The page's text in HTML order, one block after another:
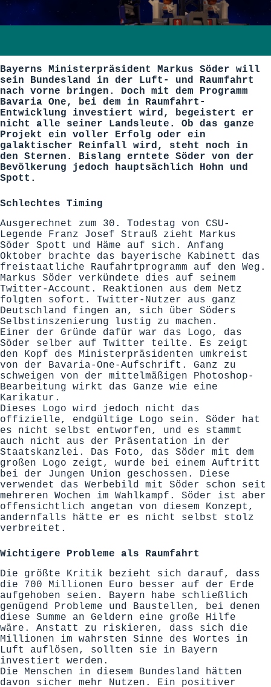
Bayerns Ministerpräsident Markus Söder will
sein Bundesland in der Luft- und Raumfahrt
nach vorne bringen. Doch mit dem Programm
Bavaria One, bei dem in Raumfahrt-
Entwicklung investiert wird, begeistert er
nicht alle seiner Landsleute. Ob das ganze
Projekt ein voller Erfolg oder ein
galaktischer Reinfall wird, steht noch in
den Sternen. Bislang erntete Söder von der
Bevölkerung jedoch hauptsächlich Hohn und
Spott.
Schlechtes Timing
Ausgerechnet zum 30. Todestag von CSU-
Legende Franz Josef Strauß zieht Markus
Söder Spott und Häme auf sich. Anfang
Oktober brachte das bayerische Kabinett das
freistaatliche Raufahrtprogramm auf den Weg.
Markus Söder verkündete dies auf seinem
Twitter-Account. Reaktionen aus dem Netz
folgten sofort. Twitter-Nutzer aus ganz
Deutschland fingen an, sich über Söders
Selbstinszenierung lustig zu machen.
Einer der Gründe dafür war das Logo, das
Söder selber auf Twitter teilte. Es zeigt
den Kopf des Ministerpräsidenten umkreist
von der Bavaria-One-Aufschrift. Ganz zu
schweigen von der mittelmäßigen Photoshop-
Bearbeitung wirkt das Ganze wie eine
Karikatur.
Dieses Logo wird jedoch nicht das
offizielle, endgültige Logo sein. Söder hat
es nicht selbst entworfen, und es stammt
auch nicht aus der Präsentation in der
Staatskanzlei. Das Foto, das Söder mit dem
großen Logo zeigt, wurde bei einem Auftritt
bei der Jungen Union geschossen. Diese
verwendet das Werbebild mit Söder schon seit
mehreren Wochen im Wahlkampf. Söder ist aber
offensichtlich angetan von diesem Konzept,
andernfalls hätte er es nicht selbst stolz
verbreitet.
Wichtigere Probleme als Raumfahrt
Die größte Kritik bezieht sich darauf, dass
die 700 Millionen Euro besser auf der Erde
aufgehoben seien. Bayern habe schließlich
genügend Probleme und Baustellen, bei denen
diese Summe an Geldern eine große Hilfe
wäre. Anstatt zu riskieren, dass sich die
Millionen im wahrsten Sinne des Wortes in
Luft auflösen, sollten sie in Bayern
investiert werden.
Die Menschen in diesem Bundesland hätten
davon sicher mehr Nutzen. Ein positiver